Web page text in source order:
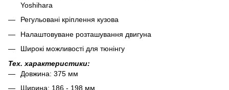
Yoshihara
Регульовані кріплення кузова
Налаштовуване розташування двигуна
Широкі можливості для тюнінгу
Тех. характеристики:
Довжина: 375 мм
Ширина: 186 - 198 мм